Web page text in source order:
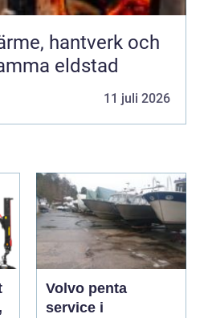
eldstad
11 juli 2026
Volvo penta
service i